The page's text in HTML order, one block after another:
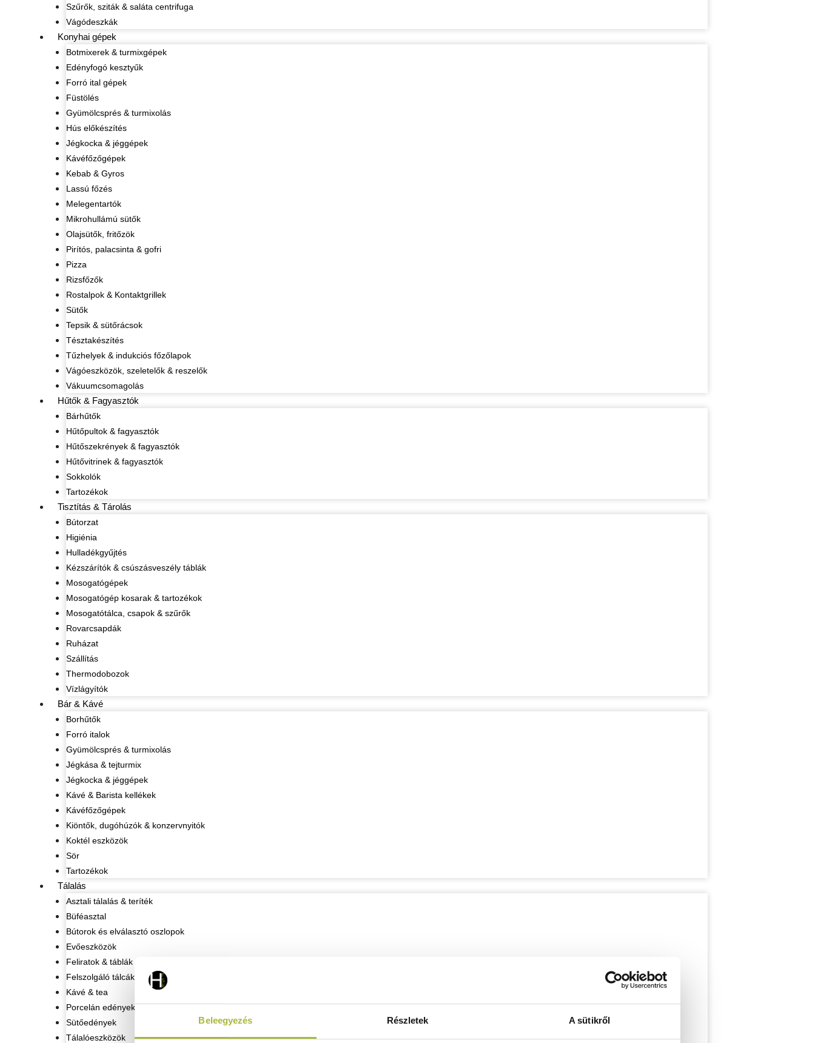
Beleegyezés Részletek A sütikről
Szűrők, sziták & saláta centrifuga
Vágódeszkák
Konyhai gépek
Botmixerek & turmixgépek
Edényfogó kesztyűk
Forró ital gépek
Füstölés
Gyümölcsprés & turmixolás
Hús előkészítés
Jégkocka & jéggépek
Kávéfőzőgépek
Kebab & Gyros
Lassú főzés
Melegentartók
Mikrohullámú sütők
Olajsütők, fritőzök
Pirítós, palacsinta & gofri
Pizza
Rizsfőzők
Rostalpok & Kontaktgrillek
Sütők
Tepsik & sütőrácsok
Tésztakészítés
Tűzhelyek & indukciós főzőlapok
Vágóeszközök, szeletelők & reszelők
Vákuumcsomagolás
Hűtők & Fagyasztók
Bárhűtők
Hűtőpultok & fagyasztók
Hűtőszekrények & fagyasztók
Hűtővitrinek & fagyasztók
Sokkolók
Tartozékok
Tisztítás & Tárolás
Bútorzat
Higiénia
Hulladékgyűjtés
Kézszárítók & csúszásveszély táblák
Mosogatógépek
Mosogatógép kosarak & tartozékok
Mosogatótálca, csapok & szűrők
Rovarcsapdák
Ruházat
Szállítás
Thermodobozok
Vízlágyítók
Bár & Kávé
Borhűtők
Forró italok
Gyümölcsprés & turmixolás
Jégkása & tejturmix
Jégkocka & jéggépek
Kávé & Barista kellékek
Kávéfőzőgépek
Kiöntők, dugóhúzók & konzervnyitók
Koktél eszközök
Sör
Tartozékok
Tálalás
Asztali tálalás & teríték
Büféasztal
Bútorok és elválasztó oszlopok
Evőeszközök
Feliratok & táblák
Felszolgáló tálcák
Kávé & tea
Porcelán edények
Sütőedények
Tálalóeszközök